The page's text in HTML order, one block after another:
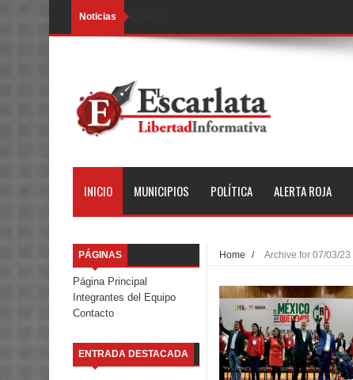
Noticias
INICIO MUNICIPIOS POLÍTICA ALERTA ROJA
PÁGINAS
Página Principal
Integrantes del Equipo
Contacto
ENTRADA DESTACADA
Home / Archive for 07/03/23